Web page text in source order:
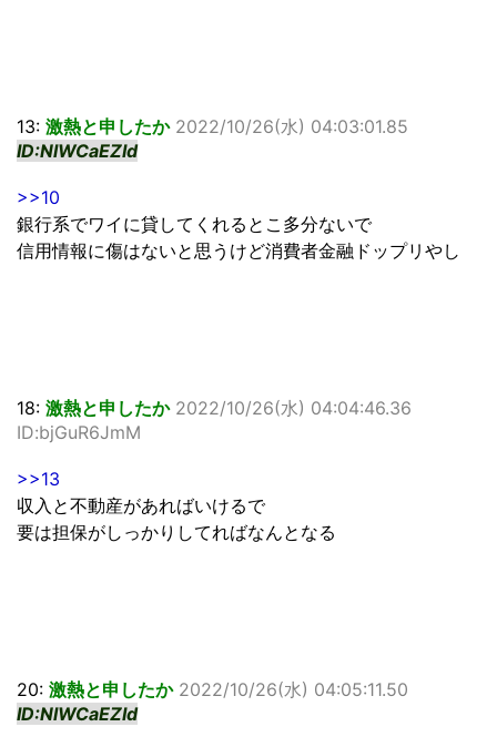
13: 激熱と申したか 2022/10/26(水) 04:03:01.85
ID:NlWCaEZId
>>10
銀行系でワイに貸してくれるとこ多分ないで
信用情報に傷はないと思うけど消費者金融ドップリやし
18: 激熱と申したか 2022/10/26(水) 04:04:46.36
ID:bjGuR6JmM
>>13
収入と不動産があればいけるで
要は担保がしっかりしてればなんとなる
20: 激熱と申したか 2022/10/26(水) 04:05:11.50
ID:NlWCaEZId